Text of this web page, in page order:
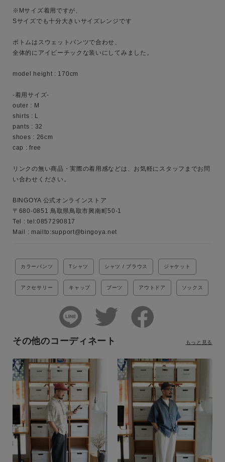
性別
サイズ
ブランド
※Mサイズ着用ですが、
Sサイズでも十分大きいサイズレンジです
ボトムはスウェットパンツで合わせ、
全体的にアイビーチックな装いにしてみました。
model height : 170cm
-着用サイズ-
outer : M
shirts : L
pants : 32
shoes : 26cm
cap : free
リンクの無い商品・実際の着用感などは、お気軽にスタッフまでお問
い合わせください。
BINGOYA 公式オンラインストア
〒680-0851 鳥取県鳥取市興南町50-1
Tel : tel:0857290817
Mail : mailto:support@bingoya.net
カラーパンツ Tシャツ シャツ / ブラウス ジャケット
アクセサリー キャップ ブーツ アウトドア ソックス
その他のコーディネート もっと見る